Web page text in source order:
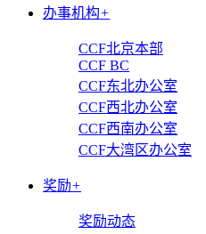
办事机构+
CCF北京本部
CCF BC
CCF东北办公室
CCF西北办公室
CCF西南办公室
CCF大湾区办公室
奖励+
奖励动态